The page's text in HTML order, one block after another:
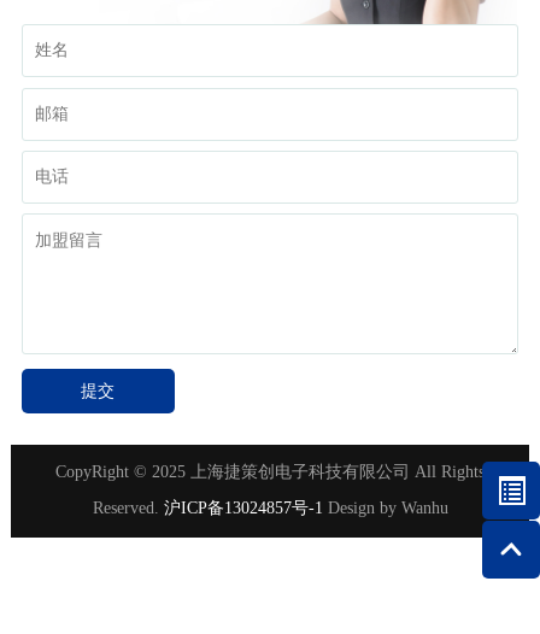
CopyRight © 2025 上海捷策创电子科技有限公司 All Rights
Reserved. 沪ICP备13024857号-1 Design by Wanhu